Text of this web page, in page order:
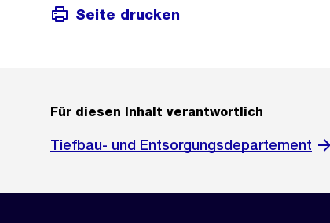
Seite drucken
Für diesen Inhalt verantwortlich
Tiefbau- und Entsorgungsdepartement